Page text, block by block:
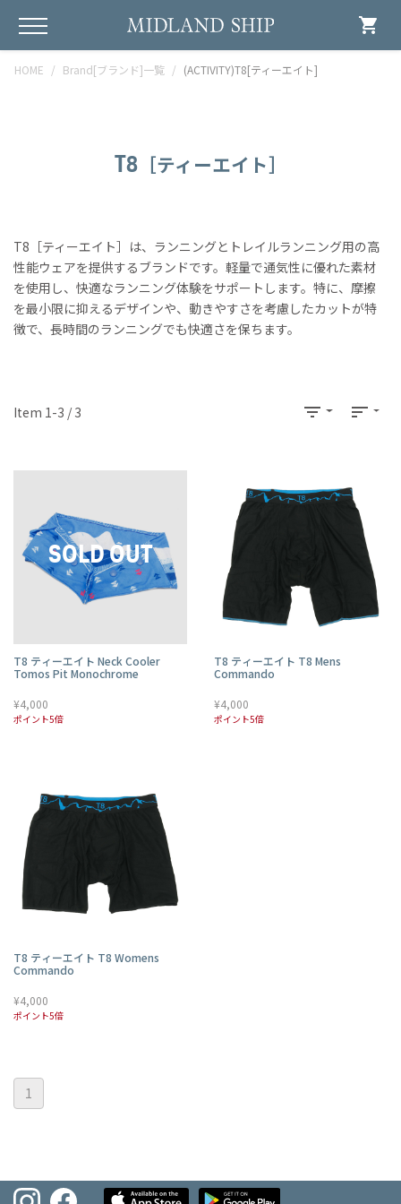
shopping_cart
HOME Brand[ブランド]一覧 (ACTIVITY)T8[ティーエイト]
T8［ティーエイト］
T8［ティーエイト］は、ランニングとトレイルランニング用の高
性能ウェアを提供するブランドです。軽量で通気性に優れた素材
を使用し、快適なランニング体験をサポートします。特に、摩擦
を最小限に抑えるデザインや、動きやすさを考慮したカットが特
徴で、長時間のランニングでも快適さを保ちます。
Item 1-3 / 3 filter_list sort
T8 ティーエイト Neck Cooler
Tomos Pit Monochrome
¥4,000
ポイント5倍
T8 ティーエイト T8 Mens
Commando
¥4,000
ポイント5倍
T8 ティーエイト T8 Womens
Commando
¥4,000
ポイント5倍
1